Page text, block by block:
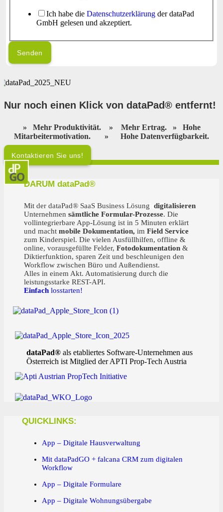
Ich habe die Datenschutzerklärungder dataPad
GmbH gelesen und akzeptiert.
Senden
Nur noch einen Klick von dataPad® entfernt!
» Mehr Produktivität. » Mehr Ertrag. »
Hohe
Mitarbeitermotivation. » Hohe Datenverfügbarkeit.
Kontaktieren Sie uns!
Ihr starker Partner für digitale Teams!
DARUM dataPad®
Mit der dataPad® SaaS Business Lösungdigitalisieren
Unternehmensämtliche Formular-Prozesse. Die
vollintegrierbare App-Lösung ist in 5 Minuten erklärt
und machtmobile Dokumentation, imField Service
zum Kinderspiel. Die vielen Ausfüllhilfen, offline &
online, vorausgefüllte Felder,Fotodokumentation &
Diktierfunktion, sparen Zeit und beschleunigen den
Workflow zwischen Büro und Außendienst.
Alles in einem Akt. Automatisierung durch die
leistungsstarke REST-API.
Einfach losstarten!
dataPad® als etabliertes Software-Unternehmen aus
Österreich ist Mitglied der APTI Prop-Tech Austria
QUICKLINKS:
App – Digitale Hausverwaltung
Mit dataPadGO + falcana CRM zum digitalen
Workflow
App – Digitale Formulare
App – Digitale Wohnungsübergabe